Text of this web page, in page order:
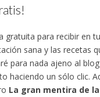
gratuita para recibir en
sana y las recetas
para nada ajeno al
haciendo un sólo clic.
La gran mentira de